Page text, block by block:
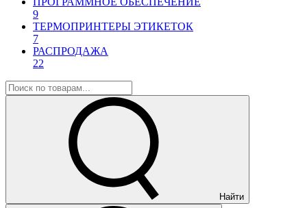
9
ТЕРМОПРИНТЕРЫ ЭТИКЕТОК
7
РАСПРОДАЖА
22
Найти